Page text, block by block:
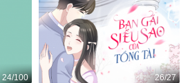
24/100 26/27